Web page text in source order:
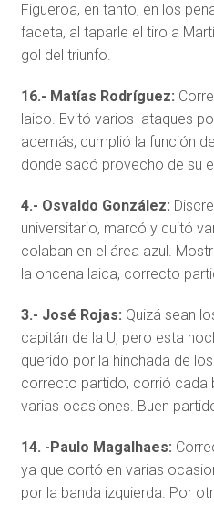
Figueroa, en tanto, en los
faceta, al taparle el tiro a
gol del triunfo.
16.- Matías Rodríguez:
laico. Evitó varios ataques
además, cumplió la función
donde sacó provecho de su
4.- Osvaldo González:
universitario, marcó y quitó
colaban en el área azul.
la oncena laica, correcto
3.- José Rojas: Quizá sean
capitán de la U, pero esta
querido por la hinchada de
correcto partido, corrió cada
varias ocasiones. Buen
14. -Paulo Magalhaes:
ya que cortó en varias
por la banda izquierda. Por